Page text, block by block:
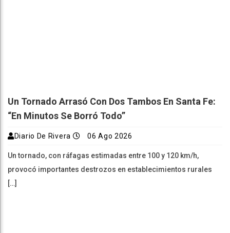
Un Tornado Arrasó Con Dos Tambos En Santa Fe:
“En Minutos Se Borró Todo”
Diario De Rivera 06 Ago 2026
Un tornado, con ráfagas estimadas entre 100 y 120 km/h,
provocó importantes destrozos en establecimientos rurales
[…]